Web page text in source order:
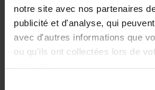
notre site avec nos partenaires
publicité et d'analyse, qui
avec d'autres informations que
ou qu'ils ont collectées lors de
€37,50